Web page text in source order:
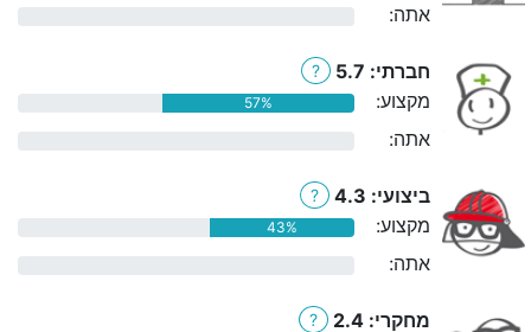
אתה:
חברתי: 5.7 ?
מקצוע: 57%
אתה:
ביצועי: 4.3 ?
מקצוע: 43%
אתה:
מחקרי: 2.4 ?